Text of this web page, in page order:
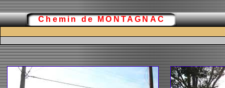
Chemin de MONTAGNAC